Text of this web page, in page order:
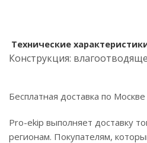
Технические
Конструкция:
Бесплатная доставка по
Pro-ekip выполняет доставку
регионам. Покупателям,